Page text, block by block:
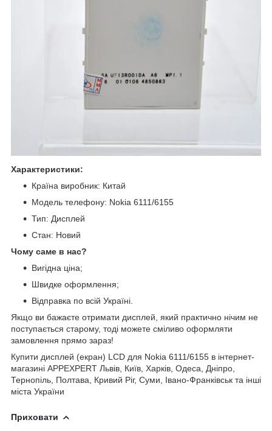
Характеристики:
Країна виробник: Китай
Модель телефону: Nokia 6111/6155
Тип: Дисплей
Стан: Новий
Чому саме в нас?
Вигідна ціна;
Швидке оформлення;
Відправка по всій Україні.
Якщо ви бажаєте отримати дисплей, який практично нічим не
поступається старому, тоді можете сміливо оформляти
замовлення прямо зараз!
Купити дисплей (екран) LCD для Nokia 6111/6155 в інтернет-
магазині APPEXPERT Львів, Київ, Харків, Одеса, Дніпро,
Тернопіль, Полтава, Кривий Ріг, Суми, Івано-Франківськ та інші
міста України
Приховати